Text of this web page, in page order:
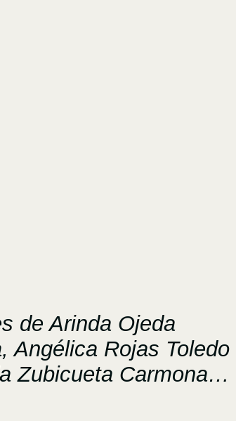
de Arinda Ojeda
Angélica Rojas Toledo
Zubicueta Carmona…